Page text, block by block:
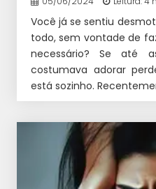
Você já se sentiu
todo, sem vontade de
necessário? Se até
costumava adorar
está sozinho.